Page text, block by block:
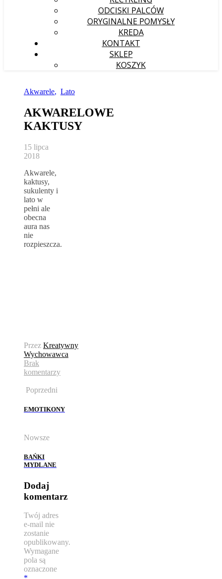
ODCISKI PALCÓW
ORYGINALNE POMYSŁY
KREDA
KONTAKT
SKLEP
KOSZYK
Akwarele, Lato
AKWARELOWE
KAKTUSY
15 lipca
2018
Akwarele,
kaktusy,
sukulenty i
lato w
pełni ale
obecna
aura nas
nie
rozpieszcza.
Przez Kreatywny
Wychowawca
Brak
komentarzy
Poprzedni
EMOTIKONY
Nowsze
BAŃKI
MYDLANE
Dodaj
komentarz
Twój adres
e-mail nie
zostanie
opublikowany.
Wymagane
pola są
oznaczone